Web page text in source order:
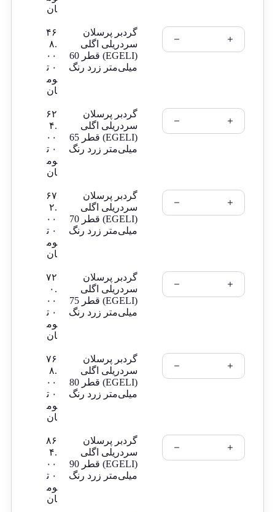
ان
گردبر پرسلان
سردریلی اگلی
(EGELI) قطر 60
میلی‌متر زرد رنگ
۴۶
۸.
۰۰
۰ ت
وم
ان
گردبر پرسلان
سردریلی اگلی
(EGELI) قطر 65
میلی‌متر زرد رنگ
۶۲
۴.
۰۰
۰ ت
وم
ان
گردبر پرسلان
سردریلی اگلی
(EGELI) قطر 70
میلی‌متر زرد رنگ
۶۷
۲.
۰۰
۰ ت
وم
ان
گردبر پرسلان
سردریلی اگلی
(EGELI) قطر 75
میلی‌متر زرد رنگ
۷۲
۰.
۰۰
۰ ت
وم
ان
گردبر پرسلان
سردریلی اگلی
(EGELI) قطر 80
میلی‌متر زرد رنگ
۷۶
۸.
۰۰
۰ ت
وم
ان
گردبر پرسلان
سردریلی اگلی
(EGELI) قطر 90
میلی‌متر زرد رنگ
۸۶
۴.
۰۰
۰ ت
وم
ان